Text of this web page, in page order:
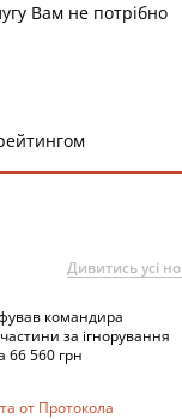
Вам не потрібно
Дивитись усі
командира
частини за ігнорування
66 560 грн
от Протокола